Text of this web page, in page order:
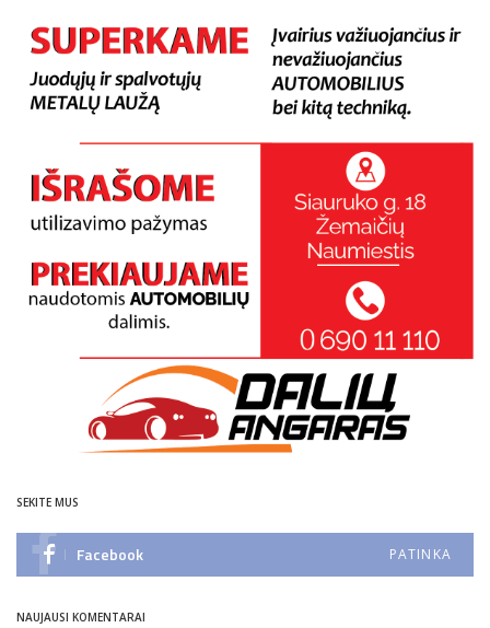
SEKITE MUS
Facebook PATINKA
NAUJAUSI KOMENTARAI